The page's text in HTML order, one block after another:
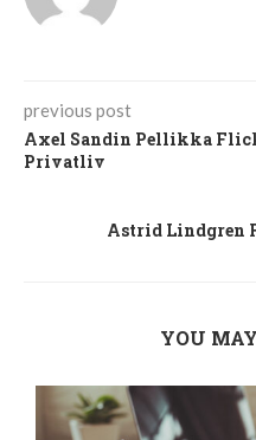
previous post
Axel Sandin Pellikka
Privatliv
Astrid Lindgren
YOU